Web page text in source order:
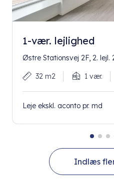
1-vær. lejlighed
Østre Stationsvej 2F, 2. lejl.
32 m2 1 vær.
Leje ekskl. aconto pr. md
Indlæs